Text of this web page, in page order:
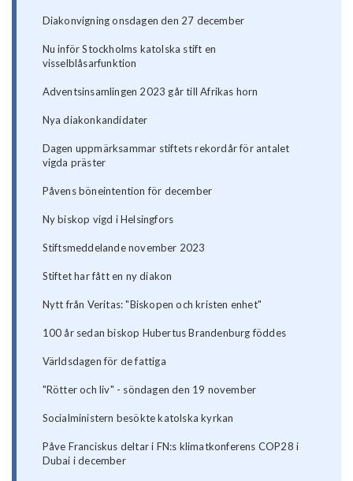
Diakonvigning onsdagen den 27 december
Nu inför Stockholms katolska stift en
visselblåsarfunktion
Adventsinsamlingen 2023 går till Afrikas horn
Nya diakonkandidater
Dagen uppmärksammar stiftets rekordår för antalet
vigda präster
Påvens böneintention för december
Ny biskop vigd i Helsingfors
Stiftsmeddelande november 2023
Stiftet har fått en ny diakon
Nytt från Veritas: "Biskopen och kristen enhet"
100 år sedan biskop Hubertus Brandenburg föddes
Världsdagen för de fattiga
"Rötter och liv" - söndagen den 19 november
Socialministern besökte katolska kyrkan
Påve Franciskus deltar i FN:s klimatkonferens COP28 i
Dubai i december